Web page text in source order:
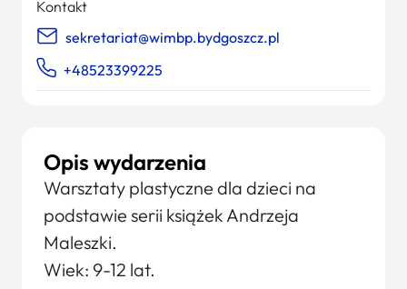
Opis wydarzenia
Warsztaty plastyczne dla dzieci na
podstawie serii książek Andrzeja
Maleszki.
Wiek: 9-12 lat.
Kontakt
sekretariat@wimbp.bydgoszcz.pl
+48523399225